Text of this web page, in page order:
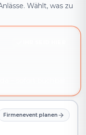
Wählt, was zu
Firmenevent planen